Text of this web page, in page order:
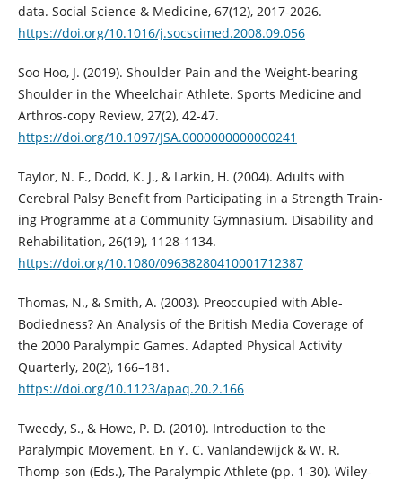
data. Social Science & Medicine, 67(12), 2017-2026.
https://doi.org/10.1016/j.socscimed.2008.09.056
Soo Hoo, J. (2019). Shoulder Pain and the Weight-bearing
Shoulder in the Wheelchair Athlete. Sports Medicine and
Arthros-copy Review, 27(2), 42-47.
https://doi.org/10.1097/JSA.0000000000000241
Taylor, N. F., Dodd, K. J., & Larkin, H. (2004). Adults with
Cerebral Palsy Benefit from Participating in a Strength Train-
ing Programme at a Community Gymnasium. Disability and
Rehabilitation, 26(19), 1128-1134.
https://doi.org/10.1080/09638280410001712387
Thomas, N., & Smith, A. (2003). Preoccupied with Able-
Bodiedness? An Analysis of the British Media Coverage of
the 2000 Paralympic Games. Adapted Physical Activity
Quarterly, 20(2), 166–181.
https://doi.org/10.1123/apaq.20.2.166
Tweedy, S., & Howe, P. D. (2010). Introduction to the
Paralympic Movement. En Y. C. Vanlandewijck & W. R.
Thomp-son (Eds.), The Paralympic Athlete (pp. 1-30). Wiley-